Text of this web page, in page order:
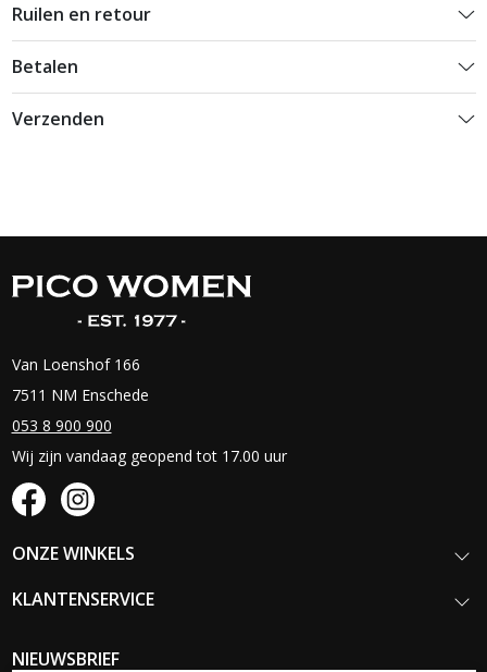
Ruilen en retour
Betalen
Verzenden
Van Loenshof 166
7511 NM Enschede
053 8 900 900
Wij zijn vandaag geopend tot 17.00 uur
ONZE WINKELS
KLANTENSERVICE
NIEUWSBRIEF